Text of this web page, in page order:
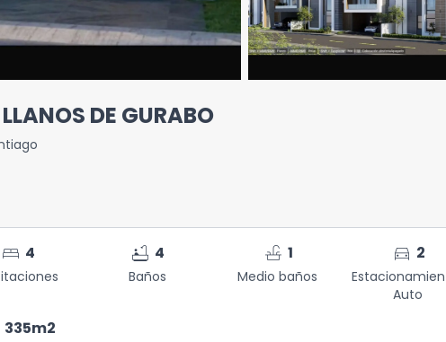
DE GURABO
bed 4 bathtub 4
Baños
faucet 1
Medio baños
directions_car 2
Auto
335m2